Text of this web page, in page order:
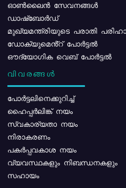
ഓൺലൈൻ സേവനങ്ങൾ
ഡാഷ്ബോർഡ്
മുഖ്യമന്ത്രിയുടെ പരാതി
ഡോക്യുമെൻ്റ് പോർട്ടൽ
ഔദ്യോഗിക വെബ് പോർട്ടൽ
വിവരങ്ങൾ
പോര്‍ട്ടലിനെക്കുറിച്ച്
ഹൈപ്പർലിങ്ക് നയം
സ്വകാര്യതാ നയം
നിരാകരണം
പകർപ്പവകാശ നയം
വ്യവസ്ഥകളും നിബന്ധനകളും
സഹായം